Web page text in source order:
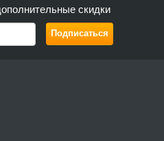
скидки